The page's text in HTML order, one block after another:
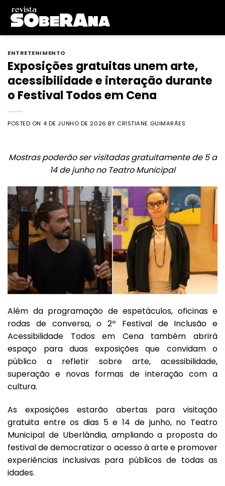
Skip
content
ENTRETENIMENTO
Exposições gratuitas unem arte,
acessibilidade e interação durante
o Festival Todos em Cena
POSTED ON 4 DE JUNHO DE 2026 BY CRISTIANE GUIMARÃES
Mostras poderão ser visitadas gratuitamente de 5 a
14 de junho no Teatro Municipal
Além da programação de espetáculos, oficinas e
rodas de conversa, o 2º Festival de Inclusão e
Acessibilidade Todos em Cena também abrirá
espaço para duas exposições que convidam o
público a refletir sobre arte, acessibilidade,
superação e novas formas de interação com a
cultura.
As exposições estarão abertas para visitação
gratuita entre os dias 5 e 14 de junho, no Teatro
Municipal de Uberlândia, ampliando a proposta do
festival de democratizar o acesso à arte e promover
experiências inclusivas para públicos de todas as
idades.